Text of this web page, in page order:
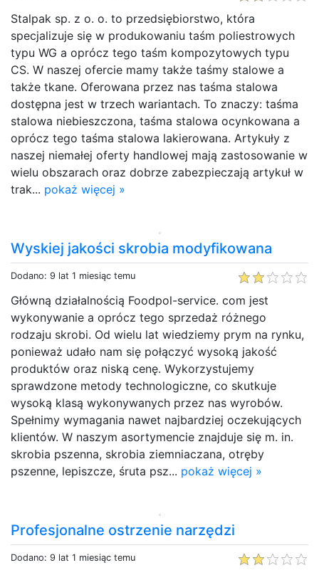
Stalpak sp. z o. o. to przedsiębiorstwo, która
specjalizuje się w produkowaniu taśm poliestrowych
typu WG a oprócz tego taśm kompozytowych typu
CS. W naszej ofercie mamy także taśmy stalowe a
także tkane. Oferowana przez nas taśma stalowa
dostępna jest w trzech wariantach. To znaczy: taśma
stalowa niebieszczona, taśma stalowa ocynkowana a
oprócz tego taśma stalowa lakierowana. Artykuły z
naszej niemałej oferty handlowej mają zastosowanie w
wielu obszarach oraz dobrze zabezpieczają artykuł w
trak... pokaż więcej »
Wyskiej jakości skrobia modyfikowana
Dodano: 9 lat 1 miesiąc temu
Główną działalnością Foodpol-service. com jest
wykonywanie a oprócz tego sprzedaż różnego
rodzaju skrobi. Od wielu lat wiedziemy prym na rynku,
ponieważ udało nam się połączyć wysoką jakość
produktów oraz niską cenę. Wykorzystujemy
sprawdzone metody technologiczne, co skutkuje
wysoką klasą wykonywanych przez nas wyrobów.
Spełnimy wymagania nawet najbardziej oczekujących
klientów. W naszym asortymencie znajduje się m. in.
skrobia pszenna, skrobia ziemniaczana, otręby
pszenne, lepiszcze, śruta psz... pokaż więcej »
Profesjonalne ostrzenie narzędzi
Dodano: 9 lat 1 miesiąc temu